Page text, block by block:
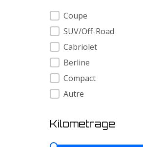
Carrosserie
Coupe
SUV/Off-Road
Cabriolet
Berline
Compact
Autre
Kilometrage